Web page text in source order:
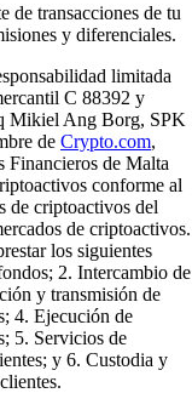
de transacciones de tu
y diferenciales.
limitada
C 88392 y
Mikiel Ang Borg, SPK
de Crypto.com,
Financieros de Malta
conforme al
de criptoactivos del
de criptoactivos.
los siguientes
2. Intercambio de
y transmisión de
4. Ejecución de
5. Servicios de
y 6. Custodia y